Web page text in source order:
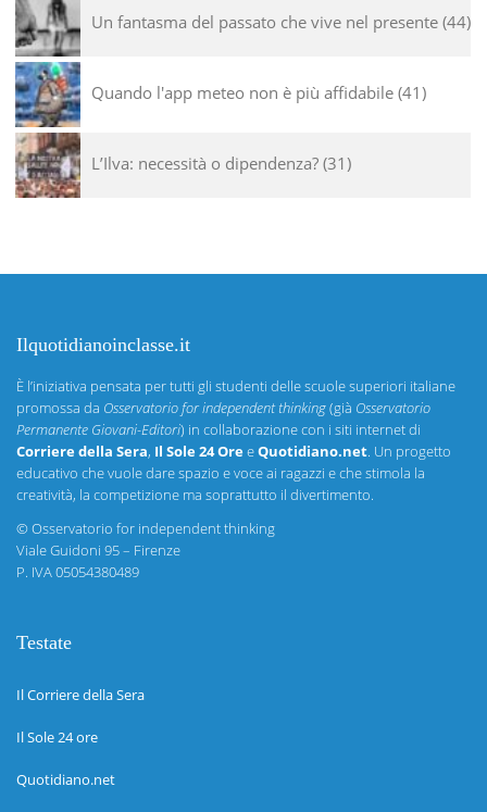
Un fantasma del passato che vive nel presente 44
Quando l'app meteo non è più affidabile 41
L’Ilva: necessità o dipendenza? 31
Ilquotidianoinclasse.it
È l’iniziativa pensata per tutti gli studenti delle scuole superiori italiane
promossa da Osservatorio for independent thinking(già Osservatorio
Permanente Giovani-Editori) in collaborazione con i siti internet di
Corriere della Sera, Il Sole 24 OreeQuotidiano.net. Un progetto
educativo che vuole dare spazio e voce ai ragazzi e che stimola la
creatività, la competizione ma soprattutto il divertimento.
©Osservatorio for independent thinking
Viale Guidoni 95 – Firenze
P. IVA 05054380489
Testate
Il Corriere della Sera
Il Sole 24 ore
Quotidiano.net